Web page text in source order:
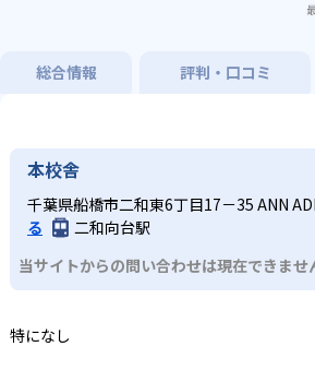
総合情報 評判・口コミ
本校舎
千葉県船橋市二和東6丁目17－35 ANN
る
二和向台駅
当サイトからの問い合わせは現在できませ
特になし